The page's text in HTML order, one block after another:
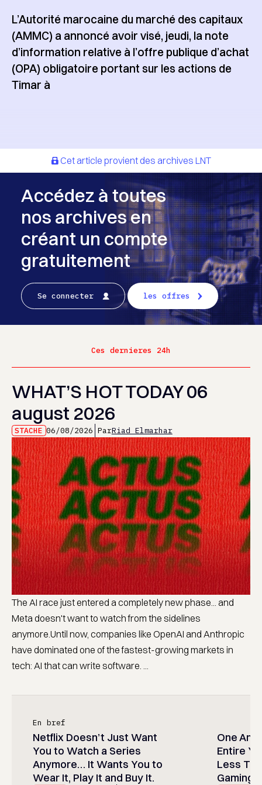
L’Autorité marocaine du marché des capitaux
(AMMC) a annoncé avoir visé, jeudi, la note
d’information relative à l’offre publique d’achat
(OPA) obligatoire portant sur les actions de
Timar à
Cet article provient des archives LNT
Accédez à toutes
nos archives en
créant un compte
gratuitement
Se connecter les offres
Ces dernieres 24h
WHAT’S HOT TODAY 06
august 2026
STACHE 06/08/2026 ParRiad Elmarhar
The AI race just entered a completely new phase... and
Meta doesn't want to watch from the sidelines
anymore.Until now, companies like OpenAI and Anthropic
have dominated one of the fastest-growing markets in
tech: AI that can write software. ...
En bref
Netflix Doesn’t Just Want
You to Watch a Series
Anymore… It Wants You to
Wear It, Play It and Buy It.
One
Entire
Less
Gaming